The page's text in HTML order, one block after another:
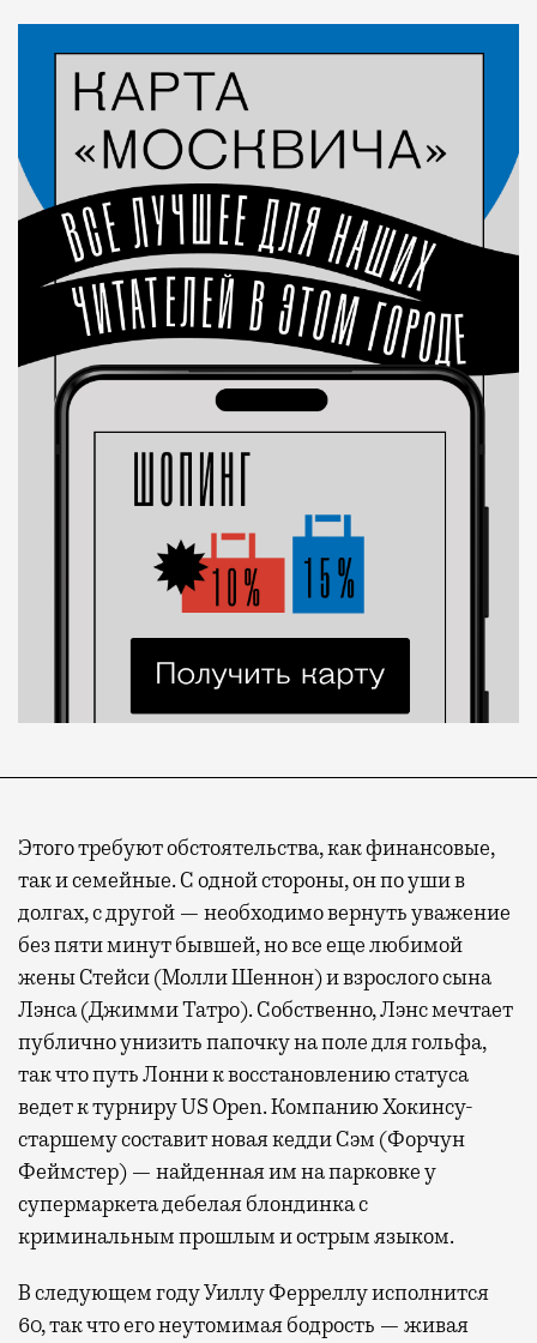
Этого требуют обстоятельства, как финансовые,
так и семейные. С одной стороны, он по уши в
долгах, с другой — необходимо вернуть уважение
без пяти минут бывшей, но все еще любимой
жены Стейси (Молли Шеннон) и взрослого сына
Лэнса (Джимми Татро). Собственно, Лэнс мечтает
публично унизить папочку на поле для гольфа,
так что путь Лонни к восстановлению статуса
ведет к турниру US Open. Компанию Хокинсу-
старшему составит новая кедди Сэм (Форчун
Феймстер) — найденная им на парковке у
супермаркета дебелая блондинка с
криминальным прошлым и острым языком.
В следующем году Уиллу Ферреллу исполнится
60, так что его неутомимая бодрость — живая